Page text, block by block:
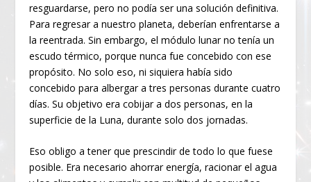
resguardarse, pero no podía ser una solución definitiva.
Para regresar a nuestro planeta, deberían enfrentarse a
la reentrada. Sin embargo, el módulo lunar no tenía un
escudo térmico, porque nunca fue concebido con ese
propósito. No solo eso, ni siquiera había sido
concebido para albergar a tres personas durante cuatro
días. Su objetivo era cobijar a dos personas, en la
superficie de la Luna, durante solo dos jornadas.
Eso obligo a tener que prescindir de todo lo que fuese
posible. Era necesario ahorrar energía, racionar el agua